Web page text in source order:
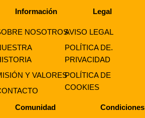
Información Legal
NOSOTROS
Y VALORES
AVISO LEGAL
POLÍTICA DE.
PRIVACIDAD
POLÍTICA DE
COOKIES
Comunidad Condiciones